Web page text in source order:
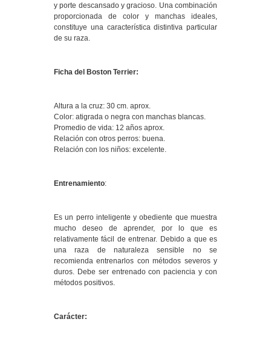
y porte descansado y gracioso. Una combinación
proporcionada de color y manchas ideales,
constituye una característica distintiva particular
de su raza.
Ficha del Boston Terrier:
Altura a la cruz: 30 cm. aprox.
Color: atigrada o negra con manchas blancas.
Promedio de vida: 12 años aprox.
Relación con otros perros: buena.
Relación con los niños: excelente.
Entrenamiento:
Es un perro inteligente y obediente que muestra
mucho deseo de aprender, por lo que es
relativamente fácil de entrenar. Debido a que es
una raza de naturaleza sensible no se
recomienda entrenarlos con métodos severos y
duros. Debe ser entrenado con paciencia y con
métodos positivos.
Carácter: